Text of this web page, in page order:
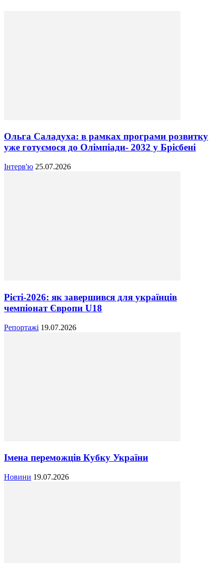
Ольга Саладуха: в рамках програми розвитку
уже готуємося до Олімпіади- 2032 у Брісбені
Інтерв'ю 25.07.2026
Рієті-2026: як завершився для українців
чемпіонат Європи U18
Репортажі 19.07.2026
Імена переможців Кубку України
Новини 19.07.2026